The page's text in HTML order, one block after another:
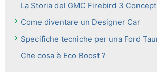
La Storia del GMC Firebird 3
Come diventare un Designer Car
Specifiche tecniche per una Ford
Che cosa è Eco Boost ?